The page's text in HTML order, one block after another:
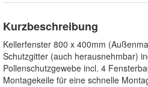
Kurzbeschreibung
Kellerfenster 800 x 400mm
Schutzgitter (auch herausnehmbar)
Pollenschutzgewebe incl. 4
Montagekeile für eine schnelle